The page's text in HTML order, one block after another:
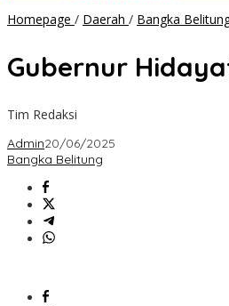
Homepage / Daerah / Bangka
Gubernur
Tim Redaksi
Admin20/06/2025
Bangka Belitung